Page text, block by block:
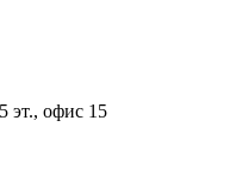
эт., офис 15